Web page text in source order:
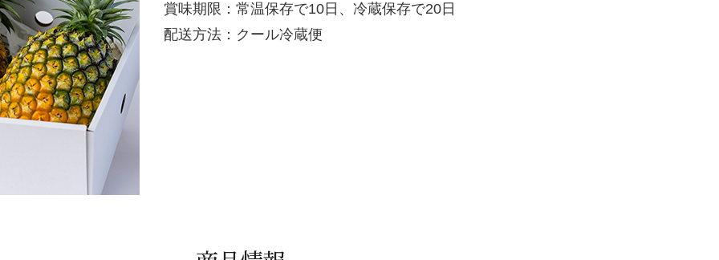
賞味期限：常温保存で10日、冷蔵保存で20日
配送方法：クール冷蔵便